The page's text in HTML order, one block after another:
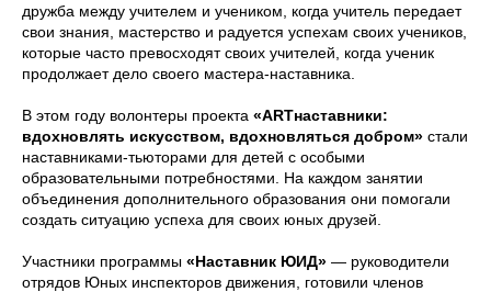
дружба между учителем и учеником, когда учитель передает
свои знания, мастерство и радуется успехам своих учеников,
которые часто превосходят своих учителей, когда ученик
продолжает дело своего мастера-наставника.
В этом году волонтеры проекта «ARTнаставники:
вдохновлять искусством, вдохновляться добром» стали
наставниками-тьюторами для детей с особыми
образовательными потребностями. На каждом занятии
объединения дополнительного образования они помогали
создать ситуацию успеха для своих юных друзей.
Участники программы «Наставник ЮИД» — руководители
отрядов Юных инспекторов движения, готовили членов